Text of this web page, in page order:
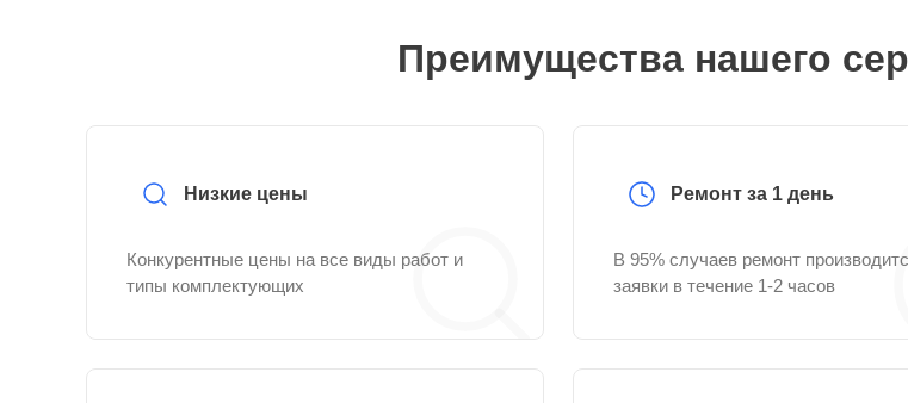
Преимущества нашего
Низкие цены
Конкурентные цены на все виды работ и
типы комплектующих
Ремонт за 1 день
В 95% случаев ремонт
заявки в течение 1-2 часов